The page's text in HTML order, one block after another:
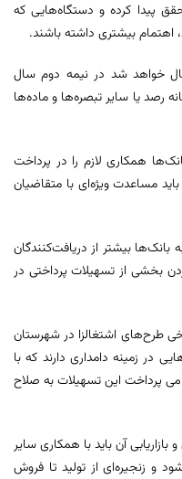
این تعهد تحقق پیدا کرده و دستگاه‌هایی که
بیشتری داشته باشند.
خواهد شد در نیمه دوم سال
رصد یا سایر تبصره‌ها و ماده‌ها
همکاری لازم را در پرداخت
مساعدت ویژه‌ای با متقاضیان
بانک‌ها بیشتر از دریافت‌کنندگان
بخشی از تسهیلات پرداختی در
برخی طرح‌های اشتغالزا در شهرستان
در زمینه دامداری دارند که با
پرداخت این تسهیلات به صلاح
آن باید با همکاری سایر
و زنجیره‌ای از تولید تا فروش